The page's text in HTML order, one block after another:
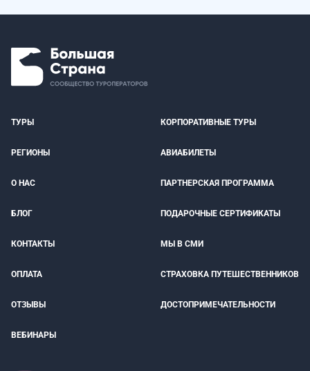
ТУРЫ КОРПОРАТИВНЫЕ ТУРЫ
РЕГИОНЫ АВИАБИЛЕТЫ
О НАС ПАРТНЕРСКАЯ ПРОГРАММА
БЛОГ ПОДАРОЧНЫЕ СЕРТИФИКАТЫ
КОНТАКТЫ МЫ В СМИ
ОПЛАТА СТРАХОВКА ПУТЕШЕСТВЕННИКОВ
ОТЗЫВЫ ДОСТОПРИМЕЧАТЕЛЬНОСТИ
ВЕБИНАРЫ